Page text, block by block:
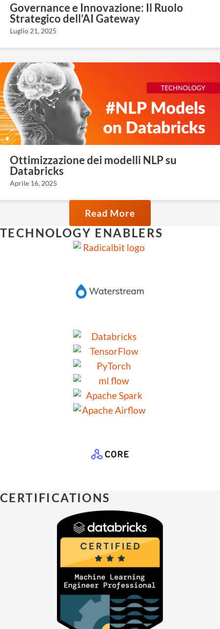
Governance e Innovazione: Il Ruolo
Strategico dell’AI Gateway
Luglio 21, 2025
Ottimizzazione dei modelli NLP su
Databricks
Aprile 16, 2025
Read More
TECHNOLOGY ENABLERS
CERTIFICATIONS